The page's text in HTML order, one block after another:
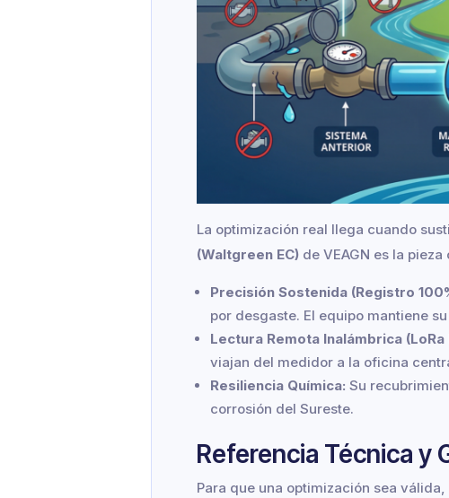
La optimización real llega cuando
(Waltgreen EC) de VEAGN es la
Precisión Sostenida (Registro
por desgaste. El equipo mantiene su
Lectura Remota Inalámbrica (LoRa
viajan del medidor a la oficina
Resiliencia Química: Su
corrosión del Sureste.
Referencia Técnica y
Para que una optimización sea